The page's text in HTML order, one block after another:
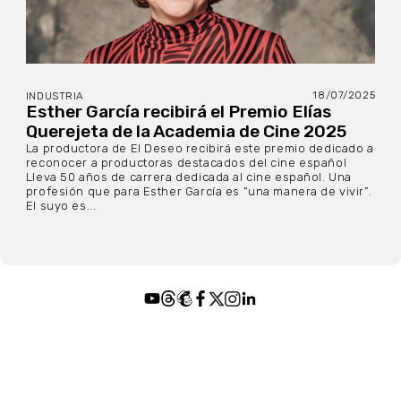
INDUSTRIA 18/07/2025
Esther García recibirá el Premio Elías
Querejeta de la Academia de Cine 2025
La productora de El Deseo recibirá este premio dedicado a
reconocer a productoras destacados del cine español
Lleva 50 años de carrera dedicada al cine español. Una
profesión que para Esther García es “una manera de vivir”.
El suyo es...